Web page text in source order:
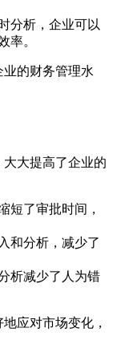
分析，企业可以
率。
的财务管理水
大提高了企业的
短了审批时间，
和分析，减少了
析减少了人为错
应对市场变化，